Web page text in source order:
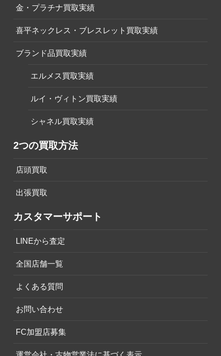
金・プラチナ買取実績
喜平ネックレス・ブレスレット買取実績
ブランド品買取実績
エルメス買取実績
ルイ・ヴィトン買取実績
シャネル買取実績
2つの買取方法
店頭買取
出張買取
カスタマーサポート
LINEから査定
全国店舗一覧
よくある質問
お問い合わせ
FC加盟店募集